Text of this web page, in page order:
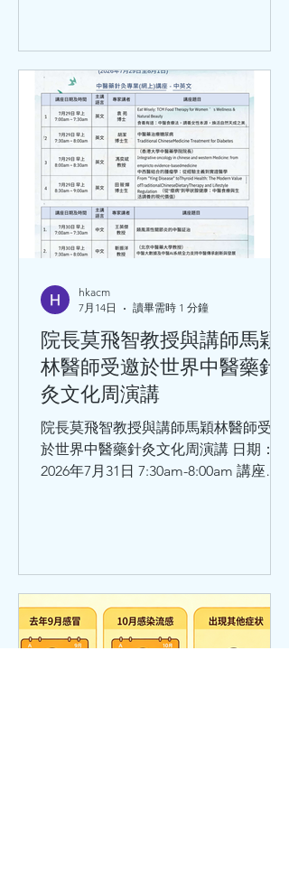
院長莫飛智教授與講師馬穎
林醫師受邀於世界中醫藥針
灸文化周演講
院長莫飛智教授與講師馬穎林醫師受邀
於世界中醫藥針灸文化周演講 日期：
2026年7月31日 7:30am-8:00am 講座題
床經驗與體會 講者：馬穎林醫師
hkacm
7月14日
讀畢需時 1 分鐘